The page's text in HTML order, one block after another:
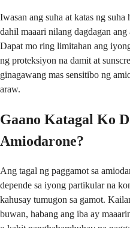
Iwasan ang suha at katas ng
dahil maaari nilang dagdagan
Dapat mo ring limitahan ang
ng proteksiyon na damit at
ginagawang mas sensitibo ng
araw.
Gaano Katagal Ko
Amiodarone?
Ang tagal ng paggamot sa
depende sa iyong partikular na
kahusay tumugon sa gamot.
buwan, habang ang iba ay